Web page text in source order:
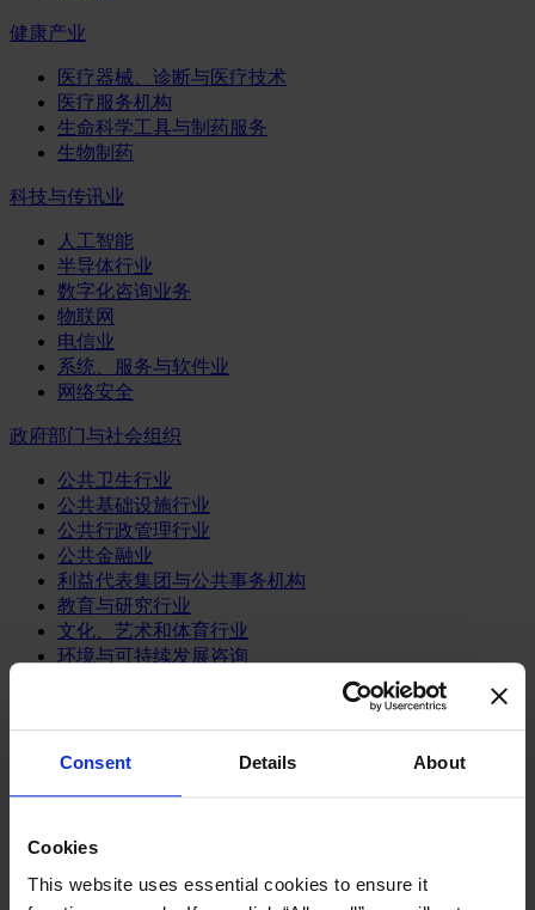
Consent Details About
Cookies
This website uses essential cookies to ensure it
健康产业
医疗器械、诊断与医疗技术
医疗服务机构
生命科学工具与制药服务
生物制药
科技与传讯业
人工智能
半导体行业
数字化咨询业务
物联网
电信业
系统、服务与软件业
网络安全
政府部门与社会组织
公共卫生行业
公共基础设施行业
公共行政管理行业
公共金融业
利益代表集团与公共事务机构
教育与研究行业
文化、艺术和体育行业
环境与可持续发展咨询
消费品行业
体育业
媒体和娱乐业
零售、服装与奢侈品